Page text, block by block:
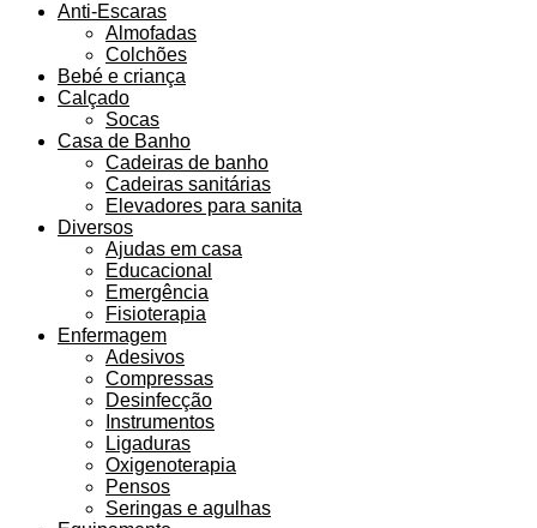
Anti-Escaras
Almofadas
Colchões
Bebé e criança
Calçado
Socas
Casa de Banho
Cadeiras de banho
Cadeiras sanitárias
Elevadores para sanita
Diversos
Ajudas em casa
Educacional
Emergência
Fisioterapia
Enfermagem
Adesivos
Compressas
Desinfecção
Instrumentos
Ligaduras
Oxigenoterapia
Pensos
Seringas e agulhas